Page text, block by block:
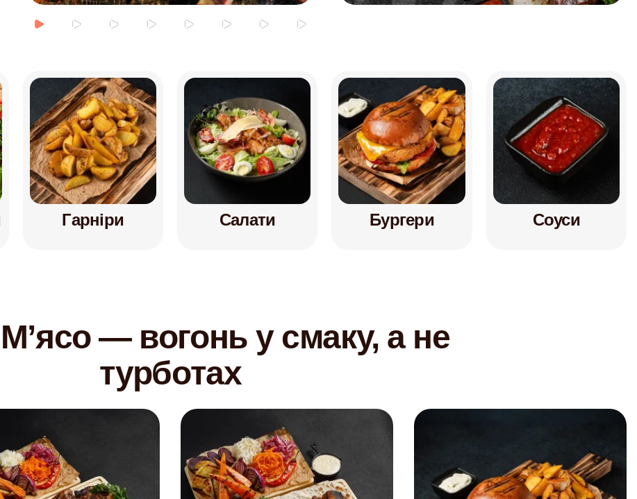
Гарніри Салати Бургери Соуси
— вогонь у смаку, а не
турботах